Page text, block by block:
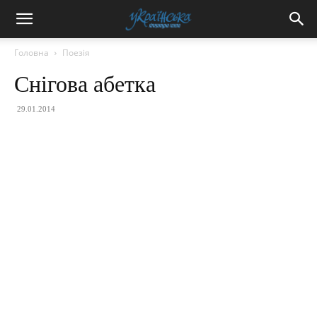
Головна Поезія
Снігова абетка
29.01.2014